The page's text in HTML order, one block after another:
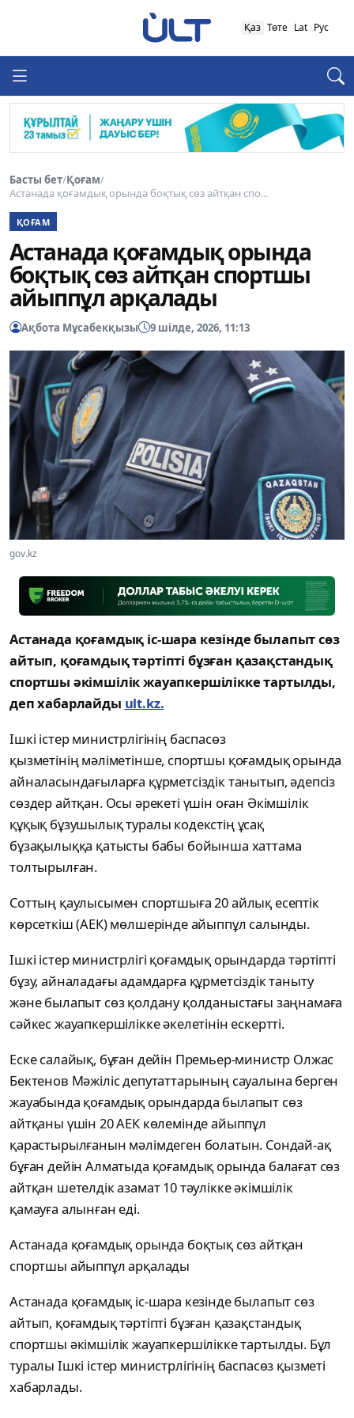
Қаз Төте Lat Рус
Басты бет/Қоғам/
Астанада қоғамдық орында боқтық сөз айтқан спо...
ҚОҒАМ
Астанада қоғамдық орында
боқтық сөз айтқан спортшы
айыппұл арқалады
Ақбота Мұсабекқызы 9 шілде, 2026, 11:13
gov.kz
Астанада қоғамдық іс-шара кезінде былапыт сөз
айтып, қоғамдық тәртіпті бұзған қазақстандық
спортшы әкімшілік жауапкершілікке тартылды,
деп хабарлайды ult.kz.
Ішкі істер министрлігінің баспасөз
қызметінің мәліметінше, спортшы қоғамдық орында
айналасындағыларға құрметсіздік танытып, әдепсіз
сөздер айтқан. Осы әрекеті үшін оған Әкімшілік
құқық бұзушылық туралы кодекстің ұсақ
бұзақылыққа қатысты бабы бойынша хаттама
толтырылған.
Соттың қаулысымен спортшыға 20 айлық есептік
көрсеткіш (АЕК) мөлшерінде айыппұл салынды.
Ішкі істер министрлігі қоғамдық орындарда тәртіпті
бұзу, айналадағы адамдарға құрметсіздік таныту
және былапыт сөз қолдану қолданыстағы заңнамаға
сәйкес жауапкершілікке әкелетінін ескертті.
Еске салайық, бұған дейін Премьер-министр Олжас
Бектенов Мәжіліс депутаттарының сауалына берген
жауабында қоғамдық орындарда былапыт сөз
айтқаны үшін 20 АЕК көлемінде айыппұл
қарастырылғанын мәлімдеген болатын. Сондай-ақ
бұған дейін Алматыда қоғамдық орында балағат сөз
айтқан шетелдік азамат 10 тәулікке әкімшілік
қамауға алынған еді.
Астанада қоғамдық орында боқтық сөз айтқан
спортшы айыппұл арқалады
Астанада қоғамдық іс-шара кезінде былапыт сөз
айтып, қоғамдық тәртіпті бұзған қазақстандық
спортшы әкімшілік жауапкершілікке тартылды. Бұл
туралы Ішкі істер министрлігінің баспасөз қызметі
хабарлады.